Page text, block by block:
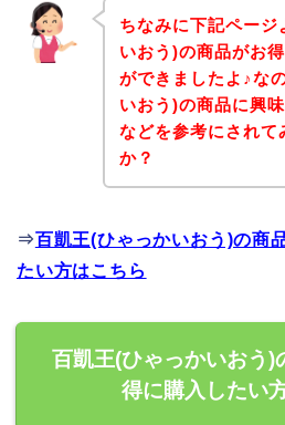
ちなみに下記ペー
いおう)の商品がお
ができましたよ♪な
いおう)の商品に興
などを参考にされて
か？
⇒百凱王(ひゃっかいおう)の商
たい方はこちら
百凱王(ひゃっかいおう)
得に購入したい